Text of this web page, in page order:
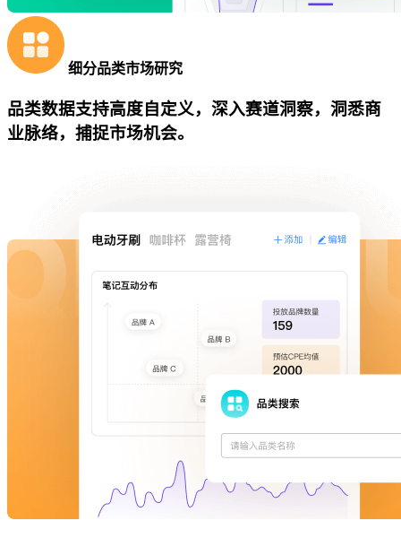
细分品类市场研究
品类数据支持高度自定义，深入赛道洞察，洞悉商
业脉络，捕捉市场机会。